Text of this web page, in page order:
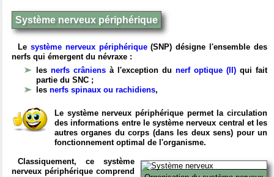
Système nerveux périphérique
Le système nerveux périphérique(SNP) désigne l'ensemble des
nerfs qui émergent du névraxe :
les nerfs crâniens à l'exception du nerf optique (II) qui fait
partie du SNC ;
les nerfs spinaux ou rachidiens,
Le système nerveux périphérique permet la circulation
des informations entre le système nerveux central et les
autres organes du corps (dans les deux sens) pour un
fonctionnement optimal de l'organisme.
Classiquement, ce système
nerveux périphérique comprend